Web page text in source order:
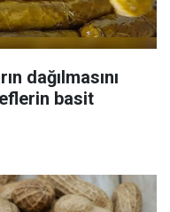
dağılmasını
basit